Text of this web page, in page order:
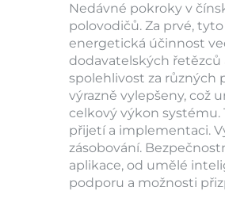
Nedávné pokroky v
polovodičů. Za prvé,
energetická účinnost
dodavatelských řetězců
spolehlivost za různých
výrazně vylepšeny, což
celkový výkon
přijetí a implementaci.
zásobování.
aplikace, od umělé
podporu a možnosti